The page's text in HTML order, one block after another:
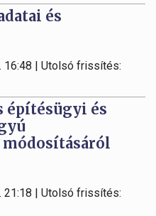
és
16:48 | Utolsó frissítés:
építésügyi és
21:18 | Utolsó frissítés: